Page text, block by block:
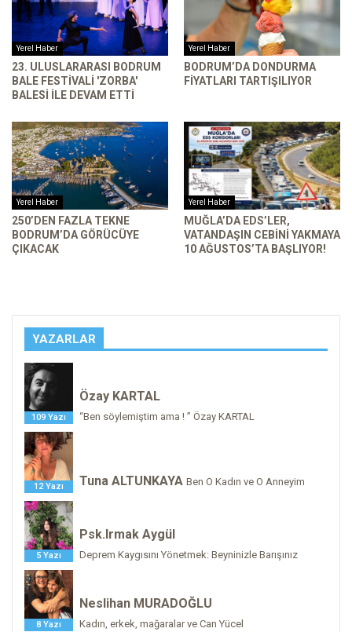
Yerel Haber
23. ULUSLARARASI BODRUM
BALE FESTIVALI 'ZORBA'
BALESI ILE DEVAM ETTI
Yerel Haber
BODRUM’DA DONDURMA
FIYATLARI TARTIŞILIYOR
Yerel Haber
250’DEN FAZLA TEKNE
BODRUM’DA GÖRÜCÜYE
ÇIKACAK
Yerel Haber
MUĞLA’DA EDS’LER,
VATANDAŞIN CEBINI YAKMAYA
10 AĞUSTOS’TA BAŞLIYOR!
YAZARLAR
109 Yazı
Özay KARTAL
“Ben söylemiştim ama ! ” Özay KARTAL
12 Yazı Tuna ALTUNKAYA Ben O Kadın ve O Anneyim
5 Yazı
Psk.Irmak Aygül
Deprem Kaygısını Yönetmek: Beyninizle Barışınız
8 Yazı
Neslihan MURADOĞLU
Kadın, erkek, mağaralar ve Can Yücel